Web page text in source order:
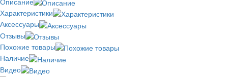
Характеристики
Аксессуары
Отзывы
Похожие товары
Наличие
Видео